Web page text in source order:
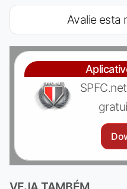
Avalie esta